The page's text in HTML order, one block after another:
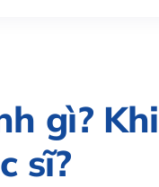
gì? Khi
sĩ?